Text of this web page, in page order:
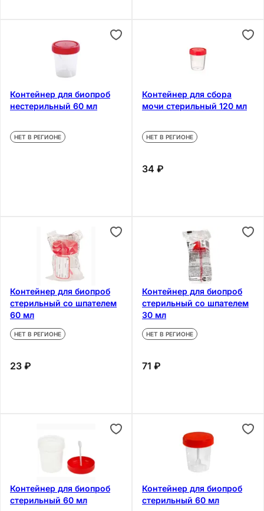
Контейнер для биопроб
нестерильный 60 мл
НЕТ В РЕГИОНЕ
Контейнер для сбора
мочи стерильный 120 мл
НЕТ В РЕГИОНЕ
34 ₽
Контейнер для биопроб
стерильный со шпателем
60 мл
НЕТ В РЕГИОНЕ
23 ₽
Контейнер для биопроб
стерильный со шпателем
30 мл
НЕТ В РЕГИОНЕ
71 ₽
Контейнер для биопроб
стерильный 60 мл
Контейнер для биопроб
стерильный 60 мл